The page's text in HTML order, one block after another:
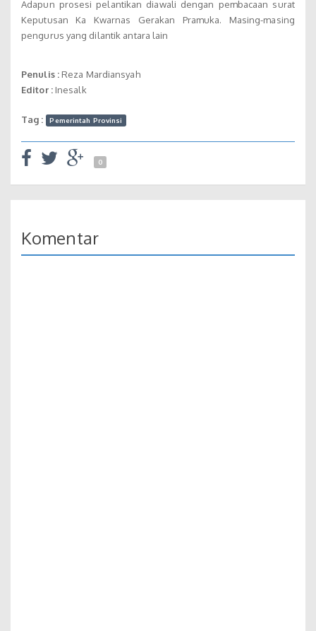
Adapun prosesi pelantikan diawali dengan pembacaan surat
Keputusan Ka Kwarnas Gerakan Pramuka. Masing-masing
pengurus yang dilantik antara lain
Penulis :Reza Mardiansyah
Editor :Inesalk
Tag : Pemerintah Provinsi
0
Komentar